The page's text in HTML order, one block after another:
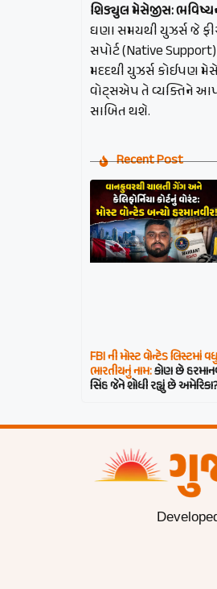
શિડ્યુલ મેસેજીસ:
ઘણા સમયથી યુઝર્સ જે
સપોર્ટ (Native
મદદથી યુઝર્સ કોઈપણ
વોટ્સએપ તે વ્યક્તિને
સાબિત થશે.
Recent Post
FBI ની મોસ્ટ વોન્ટેડ લિસ્ટમાં
ભારતીયનું નામ:કોણ છે
સિંહ જેને શોધી રહ્યું છે